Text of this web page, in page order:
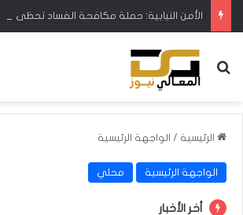
بحث عن
الرئيسية / الواجهة الرئيسية
الواجهة الرئيسية محلي
أخر الأخبار